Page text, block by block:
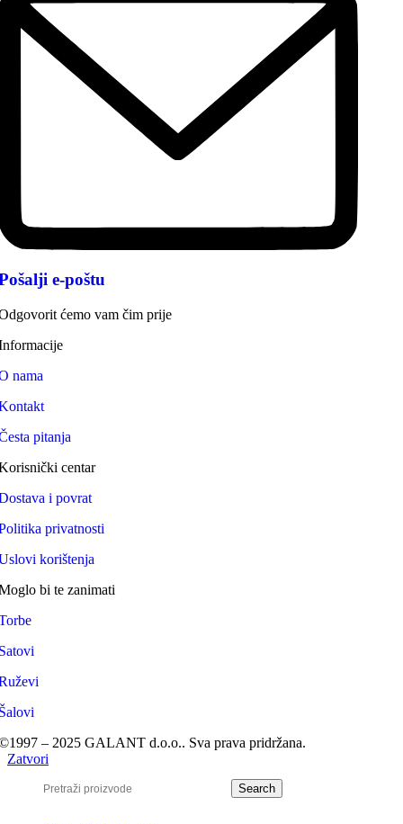
e-poštu
ćemo vam čim prije
nama
pitanja
centar
i povrat
privatnosti
korištenja
bi te zanimati
– 2025 GALANT d.o.o.. Sva prava pridržana.
Zatvori
Search